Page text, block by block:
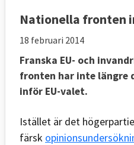
Nationella fronten
18 februari 2014
Franska EU- och
fronten har inte längre
inför EU-valet.
Istället är det
färsk